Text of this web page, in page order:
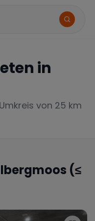
in
von 25 km
(≤